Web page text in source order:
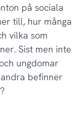
på sociala
till, hur många
vilka som
Sist men inte
ungdomar
befinner